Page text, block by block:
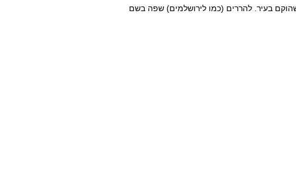
בעיר. להררים (כמו לירושלמים) שפה בשם